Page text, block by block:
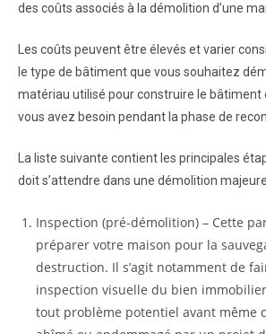
des coûts associés à la démolition d’une
Les coûts peuvent être élevés et varier
le type de bâtiment que vous souhaitez
matériau utilisé pour construire le bâtiment
vous avez besoin pendant la phase de
La liste suivante contient les principales
doit s’attendre dans une démolition
Inspection (pré-démolition) – Cette
préparer votre maison pour la
destruction. Il s’agit notamment de
inspection visuelle du bien
tout problème potentiel avant même